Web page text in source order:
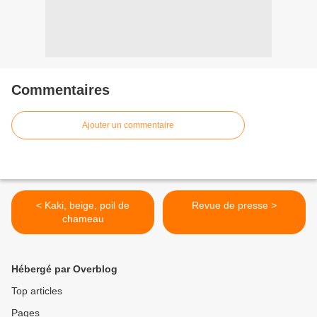
Commentaires
Ajouter un commentaire
< Kaki, beige, poil de
chameau
Revue de presse >
Hébergé par Overblog
Top articles
Pages